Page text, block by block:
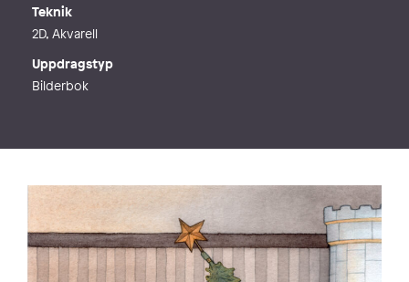
Teknik
2D, Akvarell
Uppdragstyp
Bilderbok